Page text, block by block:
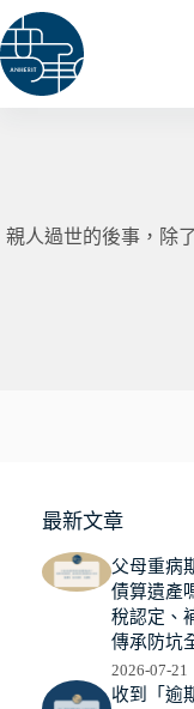
跳
至
主
親人過世的後事，除
最新文章
父母重病
債算遺產
稅認定、
傳承防坑
2026-07-21
收到「逾